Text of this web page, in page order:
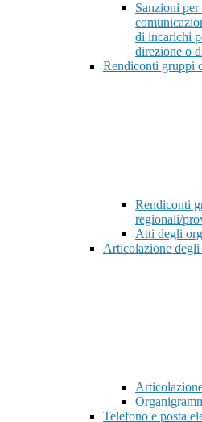
Sanzioni per
di incarichi
direzione o
Rendiconti gruppi
Rendiconti
regionali/
Atti degli
Articolazione
Telefono e posta